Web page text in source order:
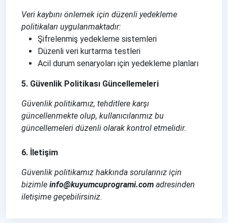
Veri kaybını önlemek için düzenli yedekleme
politikaları uygulanmaktadır:
Şifrelenmiş yedekleme sistemleri
Düzenli veri kurtarma testleri
Acil durum senaryoları için yedekleme planları
5. Güvenlik Politikası Güncellemeleri
Güvenlik politikamız, tehditlere karşı
güncellenmekte olup, kullanıcılarımız bu
güncellemeleri düzenli olarak kontrol etmelidir.
6. İletişim
Güvenlik politikamız hakkında sorularınız için
bizimle info@kuyumcuprogrami.com adresinden
iletişime geçebilirsiniz.